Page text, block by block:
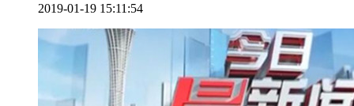
2019-01-19 15:11:54